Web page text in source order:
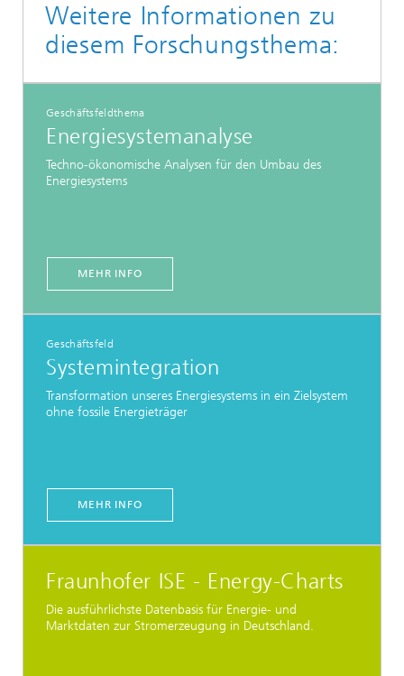
Weitere Informationen zu
diesem Forschungsthema:
Geschäftsfeldthema
Energiesystemanalyse
Techno-ökonomische Analysen für den Umbau des
Energiesystems
MEHR INFO
Geschäftsfeld
Systemintegration
Transformation unseres Energiesystems in ein Zielsystem
ohne fossile Energieträger
MEHR INFO
Fraunhofer ISE - Energy-Charts
Die ausführlichste Datenbasis für Energie- und
Marktdaten zur Stromerzeugung in Deutschland.